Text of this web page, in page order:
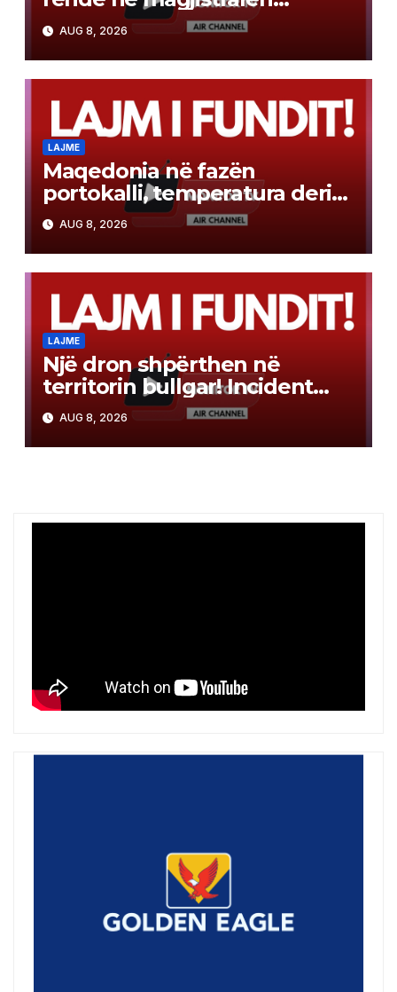
Gostivar-Kërçovë
AUG 8, 2026
LAJME
Maqedonia në fazën
portokalli, temperatura deri
në 40°C, ISHP me
rekomandime për mbrojtje
shëndetësore
AUG 8, 2026
LAJME
Një dron shpërthen në
territorin bullgar! Incident
pranë gazsjellësit trans-
ballkanik, autoritetet hetojnë
AUG 8, 2026